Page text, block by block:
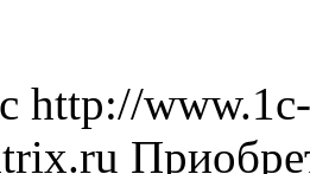
http://